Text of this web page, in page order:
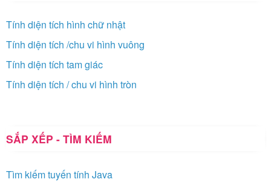
Tính diện tích hình chữ nhật
Tính diện tích /chu vi hình vuông
Tính diện tích tam giác
Tính diện tích / chu vi hình tròn
SẮP XẾP - TÌM KIẾM
Tìm kiếm tuyến tính Java